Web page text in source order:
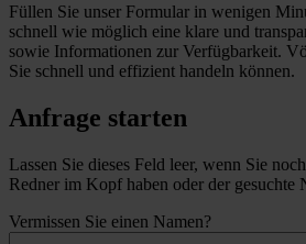
Füllen Sie unser Formular in wenigen
schnell wie möglich eine klare und
sowie Informationen zur Verfügbarkeit.
Sie schnell und effizient handeln können.
Anfrage starten
Redner
Lassen Sie dieses Feld leer, wenn Sie
Redner im Kopf haben oder der gesuchte
Vermissen Sie einen Namen?